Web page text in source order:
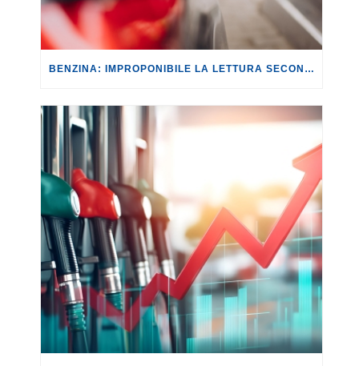
BENZINA: IMPROPONIBILE LA LETTURA SECONDO CUI PROROGARE IL TAGLIO DELLE ACCISE SIGNIFICA TASSARE TUTTI I CITTADINI.